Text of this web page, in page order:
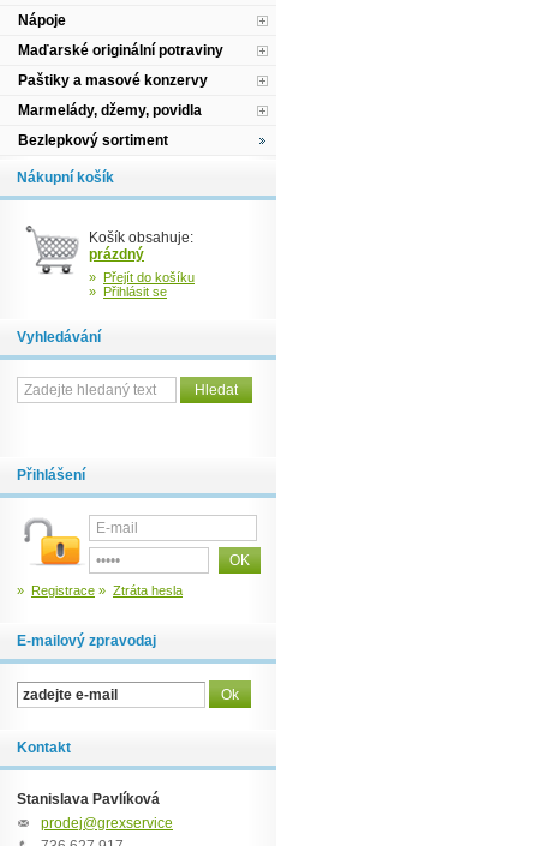
Nápoje
Maďarské originální potraviny
Paštiky a masové konzervy
Marmelády, džemy, povidla
Bezlepkový sortiment
Nákupní košík
Košík obsahuje:
prázdný
» Přejít do košíku
» Přihlásit se
Vyhledávání
Přihlášení
» Registrace » Ztráta hesla
E-mailový zpravodaj
Kontakt
Stanislava Pavlíková
prodej@grexservice.cz